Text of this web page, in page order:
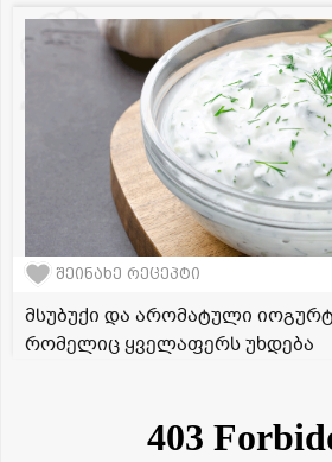
შეინახე რეცეპტი
მსუბუქი და არომატული
რომელიც ყველაფერს უხდება